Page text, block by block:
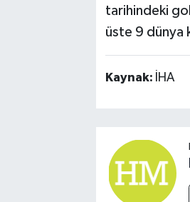
tarihindeki
üste 9 dünya
Kaynak: İHA